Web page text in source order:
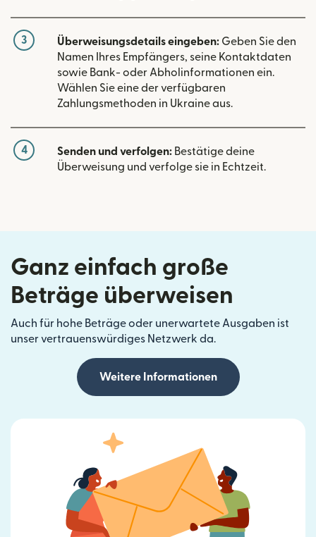
3 Überweisungsdetails eingeben: Geben Sie den
Namen Ihres Empfängers, seine Kontaktdaten
sowie Bank- oder Abholinformationen ein.
Wählen Sie eine der verfügbaren
Zahlungsmethoden in Ukraine aus.
4 Senden und verfolgen: Bestätige deine
Überweisung und verfolge sie in Echtzeit.
Ganz einfach große
Beträge überweisen
Auch für hohe Beträge oder unerwartete Ausgaben ist
unser vertrauenswürdiges Netzwerk da.
Weitere Informationen